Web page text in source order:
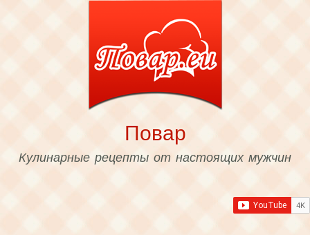
content
Повар
Кулинарные рецепты от настоящих мужчин